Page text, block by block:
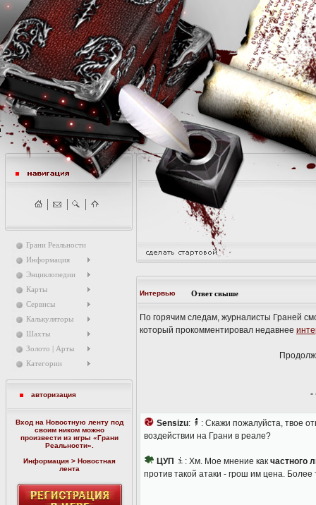
Грани Реальности
Информация
Энциклопедии
Карты
Сервисы
Калькуляторы
Шахты
Золото | Арты
Категории
авторизация
Вход на Новостную ленту под
своим ником можно
произвести из игры «Грани
Реальности».
Информация > Новостная
лента
Интервью Ответ свыше
По горячим следам, журналисты Граней
который прокомментировал недавнее
-
Sensizu:
: Скажи пожалуйста, твое
воздействии на Грани в реале?
ЦУП : Хм. Мое мнение как частного
против такой атаки - грош им цена.